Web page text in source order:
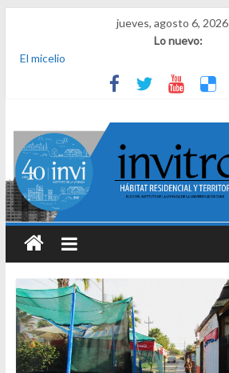
jueves, agosto 6, 2026
Lo nuevo:
El micelio
Receta para viajar al pasado
Una noche y el amanecer en Dignidad
INVI
El derecho a habitar